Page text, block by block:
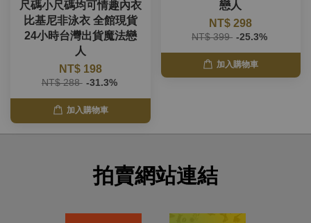
尺碼小尺碼均可情趣內衣
比基尼非泳衣 全館現貨
24小時台灣出貨魔法戀
人
NT$ 198
NT$ 288 -31.3%
加入購物車
戀人
NT$ 298
NT$ 399 -25.3%
加入購物車
拍賣網站連結